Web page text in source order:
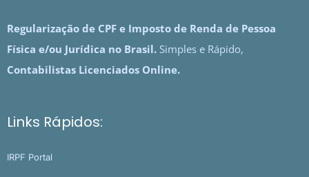
Regularização de CPF e Imposto de Renda de Pessoa
Física e/ou Jurídica no Brasil. Simples e Rápido,
Contabilistas Licenciados Online.
Links Rápidos:
IRPF Portal